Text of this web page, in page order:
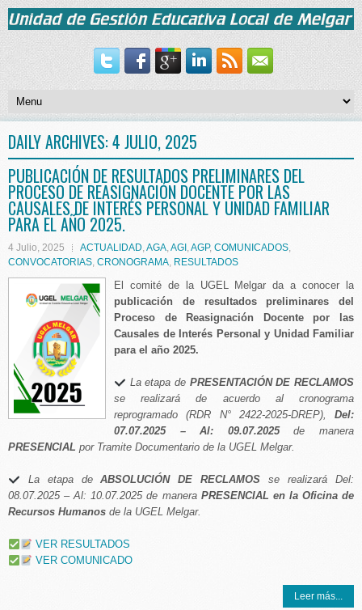
DAILY ARCHIVES:4 JULIO, 2025
PUBLICACIÓN DE RESULTADOS PRELIMINARES DEL
PROCESO DE REASIGNACIÓN DOCENTE POR LAS
CAUSALES DE INTERÉS PERSONAL Y UNIDAD FAMILIAR
PARA EL AÑO 2025.
4 Julio, 2025 ACTUALIDAD,AGA,AGI ,AGP, COMUNICADOS,
CONVOCATORIAS, CRONOGRAMA, RESULTADOS
El comité de la UGEL Melgar da a conocer la
publicación de resultados preliminares del
Proceso de Reasignación Docente por las
Causales de Interés Personal y Unidad Familiar
para el año 2025.
La etapa de PRESENTACIÓN DE RECLAMOS
se realizará de acuerdo al cronograma
reprogramado (RDR N° 2422-2025-DREP), Del:
07.07.2025 – Al: 09.07.2025de manera
PRESENCIAL por Tramite Documentario de la UGEL Melgar.
La etapa deABSOLUCIÓN DE RECLAMOS se realizará Del:
08.07.2025 – Al: 10.07.2025 de manera PRESENCIAL en la Oficina de
Recursos Humanos de la UGEL Melgar.
VER RESULTADOS
VER COMUNICADO
Leer más...